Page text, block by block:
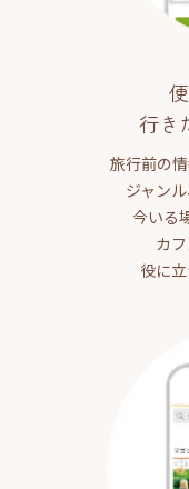
行き
旅行前の
ジャン
今いる
カ
役に